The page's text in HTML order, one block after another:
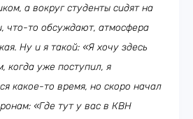
а вокруг студенты сидят на
что-то обсуждают, атмосфера
Ну и я такой: «Я хочу здесь
когда уже поступил, я
какое-то время, но скоро начал
«Где тут у вас в КВН